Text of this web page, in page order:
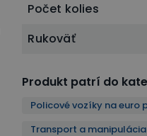
Počet kolies
Rukoväť
Produkt patrí do
Policové vozíky na euro
Transport a manipulácia